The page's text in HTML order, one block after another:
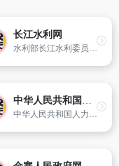
长江水利网
水利部长江水利委员会主办
中华人民共和国人力资源和社会保障部
中华人民共和国人力资源和社会保障部官方网站